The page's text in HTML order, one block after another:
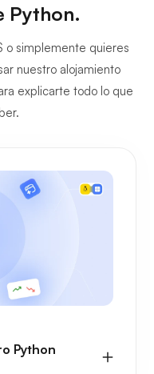
Python.
o simplemente quieres
nuestro alojamiento
explicarte todo lo que
Python